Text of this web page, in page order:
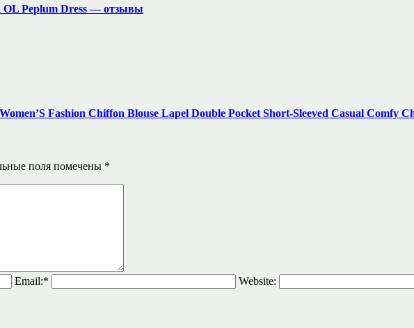
OL Peplum Dress — отзывы
Fashion Chiffon Blouse Lapel Double Pocket Short-Sleeved Casual
поля помечены *
Email:* Website: